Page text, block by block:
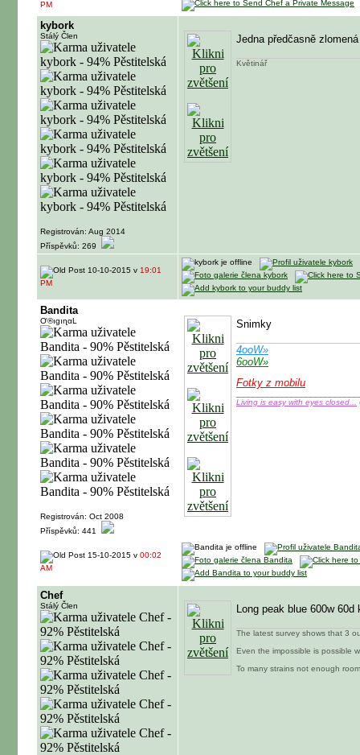
PM
kybork
Stálý Člen
Registrován: Aug 2014
Příspěvků: 269
Jedna předčasně
Květinář
10-10-2015 v 19:01
PM
Bandita
Ơ®ıɡıɳαL
Registrován: Oct 2008
Příspěvků: 441
Snimky
4ooW»
6ooW»
Fotky z mobilu
Living is easy with eyes closed...
15-10-2015 v 00:02
AM
Chef
Stálý Člen Long peak blue 600w 60d
The latest survey shows that 3
Even the impossible is possible
To many strains not enough